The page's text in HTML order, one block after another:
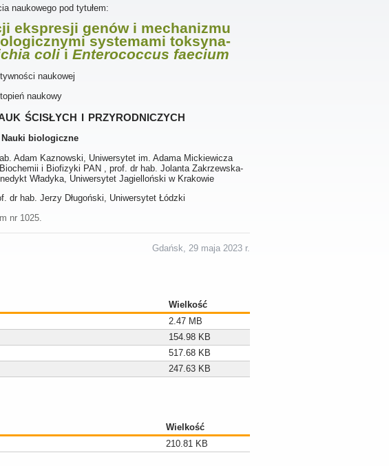
naukowego pod tytułem:
ekspresji genów i mechanizmu
systemami toksyna-
colii Enterococcus faecium
naukowej
naukowy
ścisłych i przyrodniczych
biologiczne
Adam Kaznowski, Uniwersytet im. Adama Mickiewicza
i Biofizyki PAN , prof. dr hab. Jolanta Zakrzewska-
Władyka, Uniwersytet Jagielloński w Krakowie
dr hab. Jerzy Długoński, Uniwersytet Łódzki
nr 1025.
Gdańsk, 29 maja 2023 r.
Wielkość
2.47 MB
154.98 KB
517.68 KB
247.63 KB
Wielkość
210.81 KB